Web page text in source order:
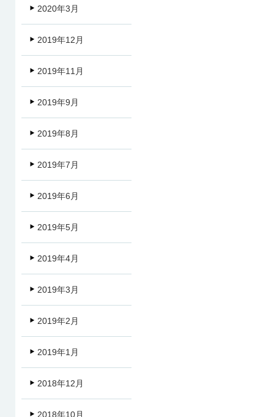
2020年3月
2019年12月
2019年11月
2019年9月
2019年8月
2019年7月
2019年6月
2019年5月
2019年4月
2019年3月
2019年2月
2019年1月
2018年12月
2018年10月